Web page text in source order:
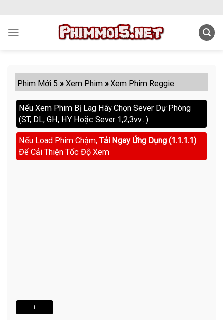
content
Phim Mới 5 »Xem Phim »Xem Phim Reggie
Nếu Xem Phim Bị Lag Hãy Chọn Sever Dự Phòng
(ST, DL, GH, HY Hoặc Sever 1,2,3vv...)
Nếu Load Phim Chậm, Tải Ngay Ứng Dụng (1.1.1.1)
Để Cải Thiện Tốc Độ Xem
1